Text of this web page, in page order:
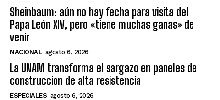
Sheinbaum: aún no hay fecha para visita del
Papa León XIV, pero «tiene muchas ganas» de
venir
NACIONAL agosto 6, 2026
La UNAM transforma el sargazo en paneles de
construccion de alta resistencia
ESPECIALES agosto 6, 2026